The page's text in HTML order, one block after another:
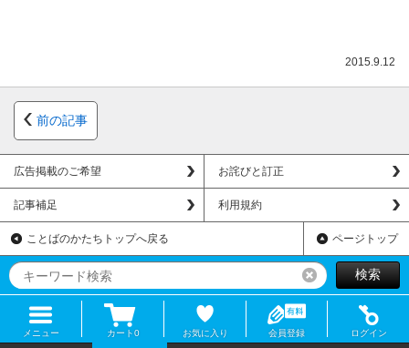
2015.9.12
前の記事
広告掲載のご希望 お詫びと訂正
記事補足 利用規約
ことばのかたちトップへ戻る ページトップ
リセット検索
メニュー カート0 お気に入り 会員登録 ログイン